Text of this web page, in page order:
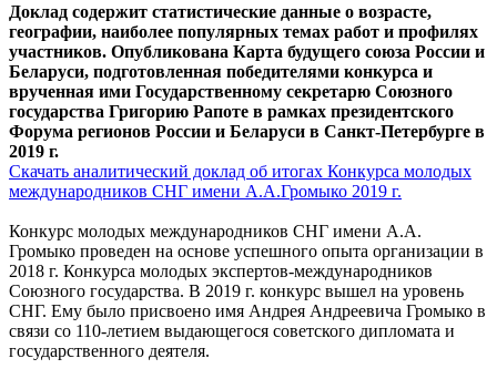
Доклад содержит статистические данные о возрасте,
географии, наиболее популярных темах работ и профилях
участников. Опубликована Карта будущего союза России и
Беларуси, подготовленная победителями конкурса и
врученная ими Государственному секретарю Союзного
государства Григорию Рапоте в рамках президентского
Форума регионов России и Беларуси в Санкт-Петербурге в
2019 г.
Скачать аналитический доклад об итогах Конкурса молодых
международников СНГ имени А.А.Громыко 2019 г.
Конкурс молодых международников СНГ имени А.А.
Громыко проведен на основе успешного опыта организации в
2018 г. Конкурса молодых экспертов-международников
Союзного государства. В 2019 г. конкурс вышел на уровень
СНГ. Ему было присвоено имя Андрея Андреевича Громыко в
связи со 110-летием выдающегося советского дипломата и
государственного деятеля.